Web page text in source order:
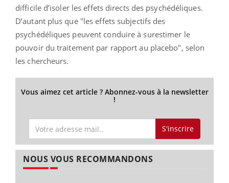
difficile d’isoler les effets directs des psychédéliques.
D’autant plus que "les effets subjectifs des
psychédéliques peuvent conduire à surestimer le
pouvoir du traitement par rapport au placebo", selon
les chercheurs.
Vous aimez cet article ? Abonnez-vous à la newsletter
!
S'inscrire
NOUS VOUS RECOMMANDONS